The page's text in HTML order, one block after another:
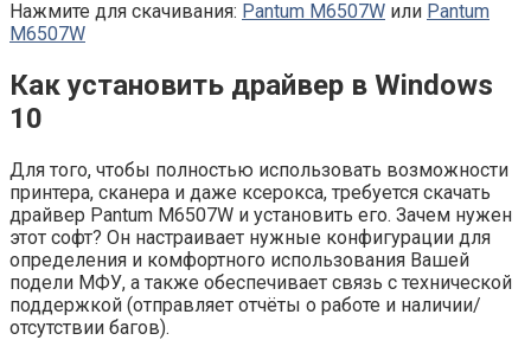
Нажмите для скачивания: Pantum M6507W или Pantum
M6507W
Как установить драйвер в Windows
10
Для того, чтобы полностью использовать возможности
принтера, сканера и даже ксерокса, требуется скачать
драйвер Pantum M6507W и установить его. Зачем нужен
этот софт? Он настраивает нужные конфигурации для
определения и комфортного использования Вашей
подели МФУ, а также обеспечивает связь с технической
поддержкой (отправляет отчёты о работе и наличии/
отсутствии багов).